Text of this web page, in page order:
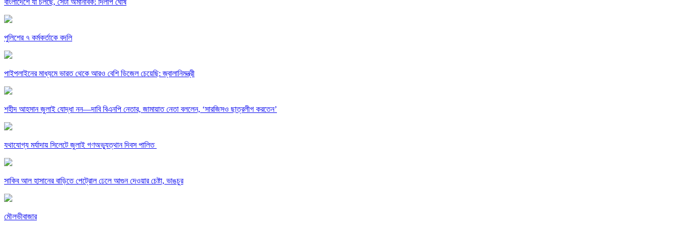
বাংলাদেশে যা চলছে, সেটা অমানবিক: দিলীপ ঘোষ
পুলিশের ৭ কর্মকর্তাকে বদলি
পাইপলাইনের মাধ্যমে ভারত থেকে আরও বেশি ডিজেল চেয়েছি: জ্বালানিমন্ত্রী
শহীদ আহসান জুলাই যোদ্ধা নন—দাবি বিএনপি নেতার, জামায়াত নেতা বললেন, ‘সারজিসও ছাত্রলীগ করতেন’
যথাযোগ্য মর্যাদায় সিলেটে জুলাই গণঅভ্যুত্থান দিবস পালিত
সাকিব আল হাসানের বাড়িতে পেট্রোল ঢেলে আগুন দেওয়ার চেষ্টা, ভাঙচুর
মৌলভীবাজার